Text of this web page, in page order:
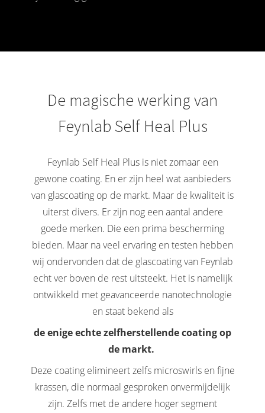
De magische werking van
Feynlab Self Heal Plus
Feynlab Self Heal Plus is niet zomaar een
gewone coating. En er zijn heel wat aanbieders
van glascoating op de markt. Maar de kwaliteit is
uiterst divers. Er zijn nog een aantal andere
goede merken. Die een prima bescherming
bieden. Maar na veel ervaring en testen hebben
wij ondervonden dat de glascoating van Feynlab
echt ver boven de rest uitsteekt. Het is namelijk
ontwikkeld met geavanceerde nanotechnologie
en staat bekend als
de enige echte zelfherstellende coating op
de markt.
Deze coating elimineert zelfs microswirls en fijne
krassen, die normaal gesproken onvermijdelijk
zijn. Zelfs met de andere hoger segment